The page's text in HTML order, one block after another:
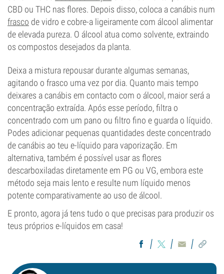
CBD ou THC nas flores. Depois disso, coloca a canábis num
frasco de vidro e cobre-a ligeiramente com álcool alimentar
de elevada pureza. O álcool atua como solvente, extraindo
os compostos desejados da planta.
Deixa a mistura repousar durante algumas semanas,
agitando o frasco uma vez por dia. Quanto mais tempo
deixares a canábis em contacto com o álcool, maior será a
concentração extraída. Após esse período, filtra o
concentrado com um pano ou filtro fino e guarda o líquido.
Podes adicionar pequenas quantidades deste concentrado
de canábis ao teu e-líquido para vaporização. Em
alternativa, também é possível usar as flores
descarboxiladas diretamente em PG ou VG, embora este
método seja mais lento e resulte num líquido menos
potente comparativamente ao uso de álcool.
E pronto, agora já tens tudo o que precisas para produzir os
teus próprios e-líquidos em casa!